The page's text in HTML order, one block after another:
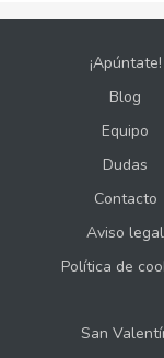
¡Apúntate!
Blog
Equipo
Dudas
Contacto
Aviso legal
Política de
San